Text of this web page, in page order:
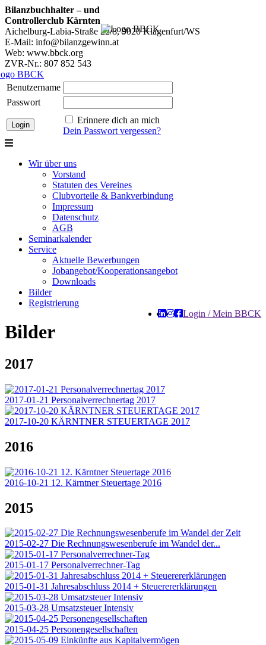
Bilanzbuchhalter – und
Controllerclub Kärnten
Aichelburg-Labia-Straße 22/8, 9020 Klagenfurt/WS
E-Mail: info@bilanzgewinn.at
Web: www.bbck.org
ZVR-Nr.: 807 852 543
Benutzername
Passwort
Erinnere dich an mich
Dein Passwort vergessen?
Wir über uns
Vorstand
Statuten des Vereines
Clubvorteile & Bankverbindung
Impressum
Datenschutz
AGB
Seminarkalender
Service
Aktuelle Bewerbungen
Jobangebot/Kooperationsangebot
Downloads
Bilder
Registrierung
Login / Mein BBCK
Bilder
2017
2017-01-21 Personalverrechnertag 2017
2017-10-20 KÄRNTNER STEUERTAGE 2017
2016
2016-10-21 12. Kärntner Steuertage 2016
2015
2015-02-27 Die Rechnungswesenberufe im Wandel der...
2015-01-17 Personalverrechner-Tag
2015-01-31 Jahresabschluss 2014 + Steuerererklärungen
2015-03-28 Umsatzsteuer Intensiv
2015-04-25 Personengesellschaften